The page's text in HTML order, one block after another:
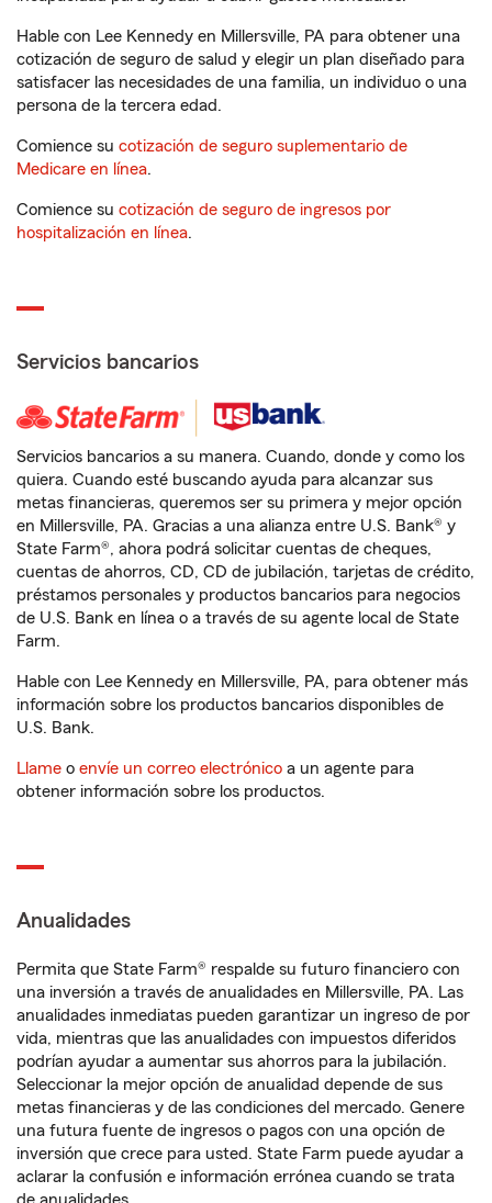
Hable con Lee Kennedy en Millersville, PA para obtener una
cotización de seguro de salud y elegir un plan diseñado para
satisfacer las necesidades de una familia, un individuo o una
persona de la tercera edad.
Comience su cotización de seguro suplementario de
Medicare en línea.
Comience su cotización de seguro de ingresos por
hospitalización en línea.
Servicios bancarios
Servicios bancarios a su manera. Cuando, donde y como los
quiera. Cuando esté buscando ayuda para alcanzar sus
metas financieras, queremos ser su primera y mejor opción
en Millersville, PA. Gracias a una alianza entre U.S. Bank® y
State Farm®, ahora podrá solicitar cuentas de cheques,
cuentas de ahorros, CD, CD de jubilación, tarjetas de crédito,
préstamos personales y productos bancarios para negocios
de U.S. Bank en línea o a través de su agente local de State
Farm.
Hable con Lee Kennedy en Millersville, PA, para obtener más
información sobre los productos bancarios disponibles de
U.S. Bank.
Llame o envíe un correo electrónico a un agente para
obtener información sobre los productos.
Anualidades
Permita que State Farm® respalde su futuro financiero con
una inversión a través de anualidades en Millersville, PA. Las
anualidades inmediatas pueden garantizar un ingreso de por
vida, mientras que las anualidades con impuestos diferidos
podrían ayudar a aumentar sus ahorros para la jubilación.
Seleccionar la mejor opción de anualidad depende de sus
metas financieras y de las condiciones del mercado. Genere
una futura fuente de ingresos o pagos con una opción de
inversión que crece para usted. State Farm puede ayudar a
aclarar la confusión e información errónea cuando se trata